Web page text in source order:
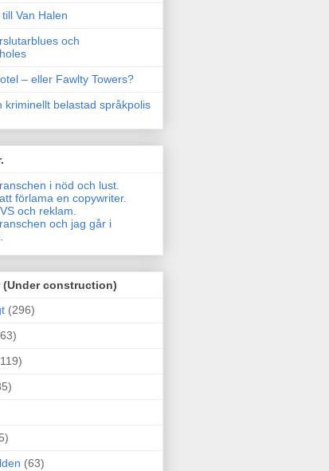
Van Halen
och
– eller Fawlty Towers?
kriminellt belastad språkpolis
i nöd och lust.
förlama en copywriter.
och reklam.
och jag går i
(Under construction)
(296)
(63)